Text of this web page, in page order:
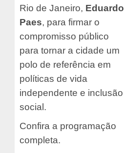
Rio de Janeiro, Eduardo
Paes, para firmar o
compromisso público
para tornar a cidade um
polo de referência em
políticas de vida
independente e inclusão
social.
Confira a programação
completa.